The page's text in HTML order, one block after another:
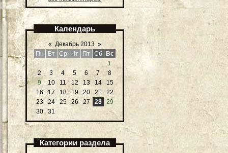
Календарь
« Декабрь 2013 »
Пн
Вт Ср Чт Пт Сб
Вс
1
2
3 4 5 6 7
8
9
10 11 12 13 14
15
16
17 18 19 20 21
22
23
24 25 26 27 28
29
30
31
Категории раздела